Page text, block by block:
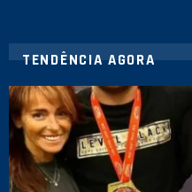
TENDÊNCIA AGORA